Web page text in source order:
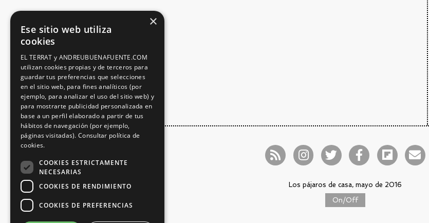
Los pájaros de casa, mayo de 2016
On/Off
×
Ese sitio web utiliza
cookies
EL TERRAT y ANDREUBUENAFUENTE.COM
utilizan cookies propias y de terceros para
guardar tus preferencias que selecciones
en el sitio web, para fines analíticos (por
ejemplo, para analizar el uso del sitio web) y
para mostrarte publicidad personalizada en
base a un perfil elaborado a partir de tus
hábitos de navegación (por ejemplo,
páginas visitadas).Consultar política de
cookies.
COOKIES ESTRICTAMENTE
NECESARIAS
COOKIES DE RENDIMIENTO
COOKIES DE PREFERENCIAS